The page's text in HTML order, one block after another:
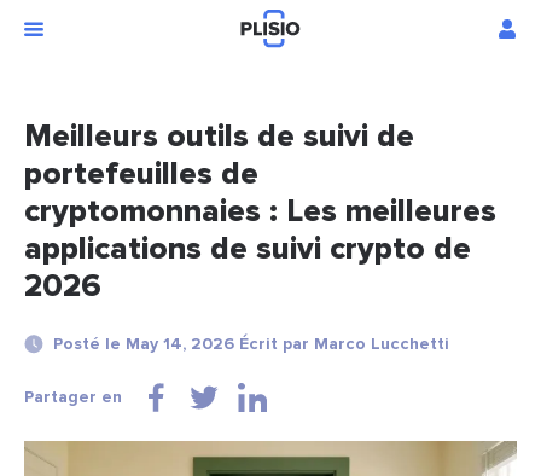
Meilleurs outils de suivi de
portefeuilles de
cryptomonnaies : Les meilleures
applications de suivi crypto de
2026
Posté le May 14, 2026 Écrit par Marco Lucchetti
Partager en